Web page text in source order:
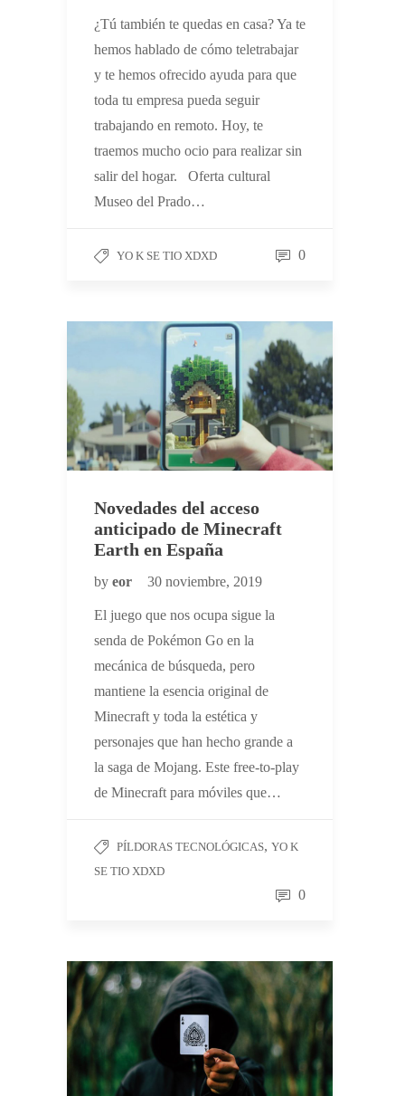
¿Tú también te quedas en casa? Ya te
hemos hablado de cómo teletrabajar
y te hemos ofrecido ayuda para que
toda tu empresa pueda seguir
trabajando en remoto. Hoy, te
traemos mucho ocio para realizar sin
salir del hogar. Oferta cultural
Museo del Prado…
YO K SE TIO XDXD 0
Novedades del acceso
anticipado de Minecraft
Earth en España
by eor 30 noviembre, 2019
El juego que nos ocupa sigue la
senda de Pokémon Go en la
mecánica de búsqueda, pero
mantiene la esencia original de
Minecraft y toda la estética y
personajes que han hecho grande a
la saga de Mojang. Este free-to-play
de Minecraft para móviles que…
PÍLDORAS TECNOLÓGICAS, YO K
SE TIO XDXD
0